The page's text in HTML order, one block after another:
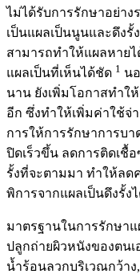
ไม่ได้รับการรักษาอย่าง
เป็นแผลเป็นนูนและดึง
สามารถทำให้แผลหาย
แผลเป็นที่เห็นได้ชัด 1 น
นาน ยังเพิ่มโอกาสทำใ
อีก ซึ่งทำให้เพิ่มค่าใช้จ่
การให้การรักษาการบ
ปิดเร็วขึ้น ลดการติดเชื้
รั้งที่จะตามมา ทำให้ลด
พิการจากแผลเป็นดึงรั้ง
มาตรฐานในการรักษา
ปลูกถ่ายผิวหนังของตน
น้ำร้อนลวกบริเวณกว้าง